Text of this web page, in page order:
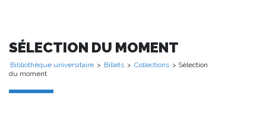
SÉLECTION DU MOMENT
Bibliothèque universitaire > Billets > Collections > Sélection
du moment